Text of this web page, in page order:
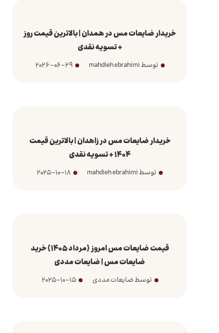
خریدار ضایعات مس در همدان | بالاترین قیمت روز
+ تسویه نقدی
توسط mahdieh ebrahimi 2026-06-29
خریدار ضایعات مس در زاهدان | بالاترین قیمت
1404 + تسویه نقدی
توسط mahdieh ebrahimi 2025-10-18
قیمت ضایعات مس امروز {مرداد 1405} خرید
ضایعات مس | ضایعات مددی
توسط ضایعات مددی 2025-10-15